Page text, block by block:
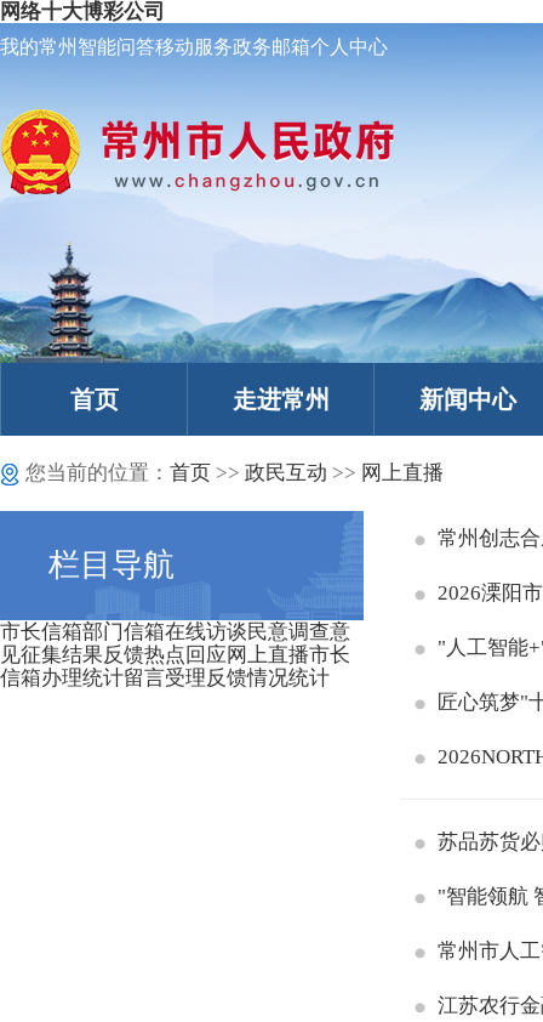
网络十大博彩公司
我的常州 智能问答移动服务政务邮箱个人中心
首页 走进常州 新闻中心
您当前的位置： 首页 >> 政民互动 >> 网上直播
栏目导航
市长信箱部门信箱在线访谈民意调查意
见征集结果反馈热点回应网上直播市长
信箱办理统计留言受理反馈情况统计
常州创志
2026溧阳
"人工智能
匠心筑梦"
苏品苏货
"智能领航
常州市人
江苏农行